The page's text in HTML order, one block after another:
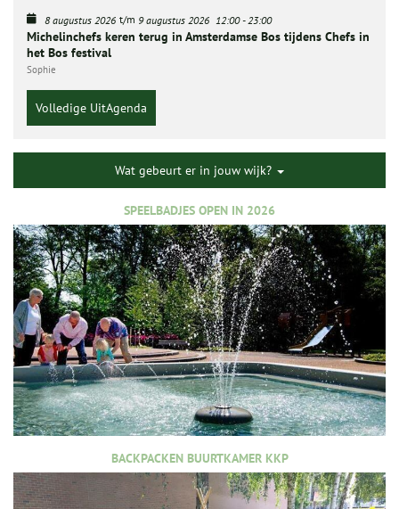
8 augustus 2026 t/m 9 augustus 2026 12:00-23:00
Michelinchefs keren terug in Amsterdamse Bos tijdens Chefs in
het Bos festival
Sophie
Volledige UitAgenda
Wat gebeurt er in jouw wijk?
SPEELBADJES OPEN IN 2026
BACKPACKEN BUURTKAMER KKP